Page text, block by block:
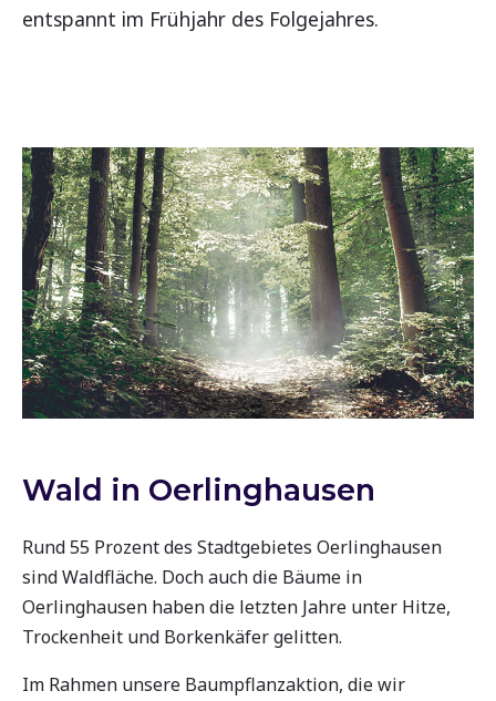
entspannt im Frühjahr des Folgejahres.
Wald in Oerlinghausen
Rund 55 Prozent des Stadtgebietes Oerlinghausen
sind Waldfläche. Doch auch die Bäume in
Oerlinghausen haben die letzten Jahre unter Hitze,
Trockenheit und Borkenkäfer gelitten.
Im Rahmen unsere Baumpflanzaktion, die wir